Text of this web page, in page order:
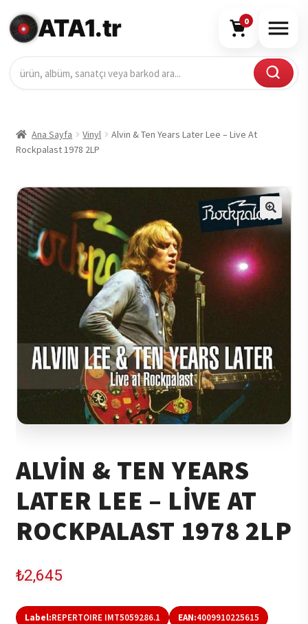
ATA1.tr 0
Ana Sayfa Vinyl
Alvin & Ten Years Later Lee – Live At
Rockpalast 1978 2LP
🔍
ALVIN & TEN YEARS
LATER LEE – LIVE AT
ROCKPALAST 1978 2LP
₺2,645
Label:REPERTOIRE IMT5059286.1 EAN:4009910225615